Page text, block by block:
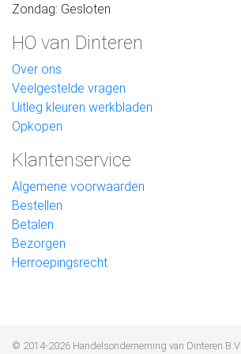
Zondag: Gesloten
HO van Dinteren
Over ons
Veelgestelde vragen
Uitleg kleuren werkbladen
Opkopen
Klantenservice
Algemene voorwaarden
Bestellen
Betalen
Bezorgen
Herroepingsrecht
© 2014-2026 Handelsonderneming van Dinteren B.V